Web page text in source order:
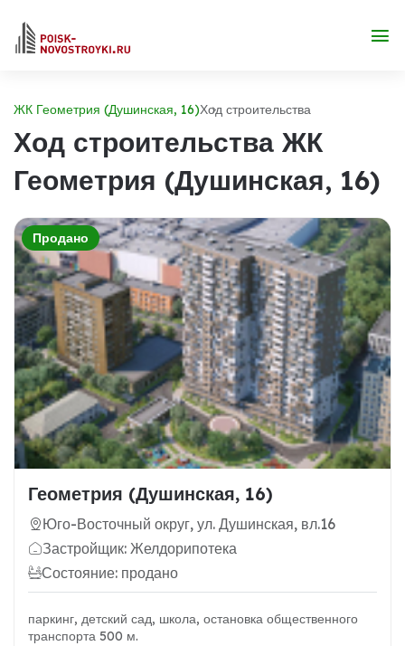
ЖК Геометрия (Душинская, 16)Ход строительства
Ход строительства ЖК
Геометрия (Душинская, 16)
Продано
Геометрия (Душинская, 16)
Юго-Восточный округ, ул. Душинская, вл.16
Застройщик: Желдорипотека
Состояние: продано
паркинг, детский сад, школа, остановка общественного
транспорта 500 м.